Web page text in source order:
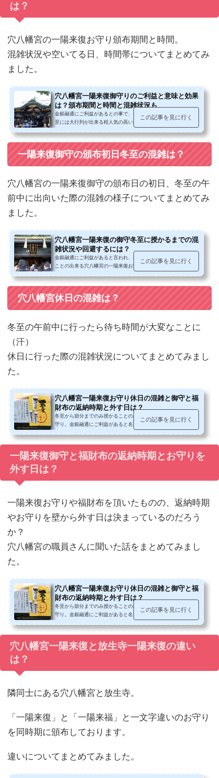
は？
穴八幡宮の一陽来復お守り頒布期間と時間。
混雑状況や空いてる日、時間帯についてまとめてみ
ました。
穴八幡宮一陽来復御守りのご利益と意味と効果
は？頒布期間と時間と混雑状況も
金銀融通にご利益があるとの事で、一陽来復お守り頒布初日の冬
至には大行列が出来る程人気の高い穴八幡宮。私も数年間授かり
この記事を見に行く
一陽来復御守の頒布初日冬至の混雑は？
穴八幡宮の一陽来復御守の頒布日の初日、冬至の午
前中に出向いた際の混雑の様子についてまとめてみ
ました。
穴八幡宮一陽来復の御守冬至に授かるまでの混
雑状況や回避するには？
金銀融通にご利益があると言われ、冬至から節分までのみ授かる
ことの出来る穴八幡宮の一陽来復お守り。これまでは平日に授か
この記事を見に行く
穴八幡宮休日の混雑は？
冬至の午前中に行ったら待ち時間が大変なことに
（汗）
休日に行った際の混雑状況についてまとめてみまし
た。
穴八幡宮一陽来復お守り休日の混雑と御守と福
財布の返納時期と外す日は？
冬至から節分までのみ授かることの出来る穴八幡宮の一陽来復お
守り。金銀融通にご利益があると名高く、冬至の日の日中に伺い
この記事を見に行く
一陽来復御守と福財布の返納時期とお守りを
外す日は？
一陽来復お守りや福財布を頂いたものの、返納時期
やお守りを壁から外す日は決まっているのだろう
か？
穴八幡宮の職員さんに聞いた話をまとめてみまし
た。
穴八幡宮一陽来復お守り休日の混雑と御守と福
財布の返納時期と外す日は？
冬至から節分までのみ授かることの出来る穴八幡宮の一陽来復お
守り。金銀融通にご利益があると名高く、冬至の日の日中に伺い
この記事を見に行く
穴八幡宮一陽来復と放生寺一陽来復の違い
は？
隣同士にある穴八幡宮と放生寺。
「一陽来復」と「一陽来福」と一文字違いのお守り
を同時期に頒布しております。
違いについてまとめてみました。